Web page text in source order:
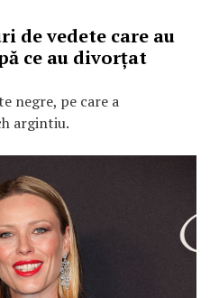
de vedete care au
ce au divorțat
negre, pe care a
argintiu.